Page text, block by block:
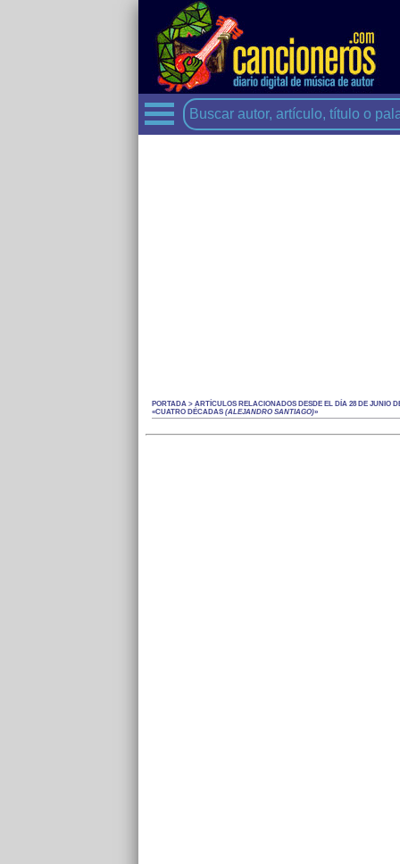
PORTADA > ARTÍCULOS RELACIONADOS DESDE EL DÍA 28 DE JUNIO
«CUATRO DÉCADAS(ALEJANDRO SANTIAGO)»